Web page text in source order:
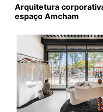
Arquitetura
espaço Amcham